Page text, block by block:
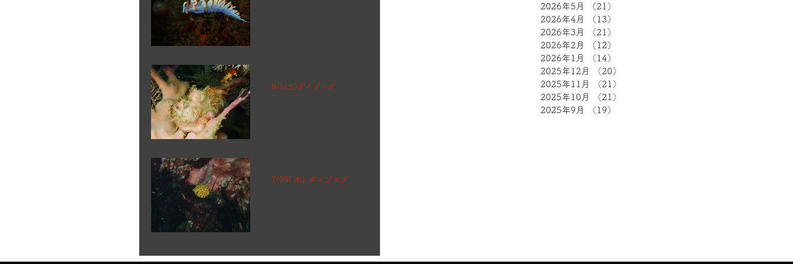
8/1(土)ダイブログ
7/30( 木）ダイブログ
2026年5月
（21）
2026年4月
（13）
2026年3月
（21）
2026年2月
（12）
2026年1月
（14）
2025年12月
（20）
2025年11月
（21）
2025年10月
（21）
2025年9月
（19）